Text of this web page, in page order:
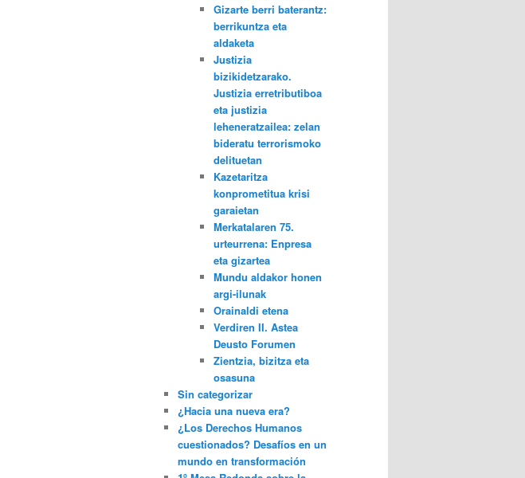
Gizarte berri baterantz:
berrikuntza eta
aldaketa
Justizia
bizikidetzarako.
Justizia erretributiboa
eta justizia
leheneratzailea: zelan
bideratu terrorismoko
delituetan
Kazetaritza
konprometitua krisi
garaietan
Merkatalaren 75.
urteurrena: Enpresa
eta gizartea
Mundu aldakor honen
argi-ilunak
Orainaldi etena
Verdiren II. Astea
Deusto Forumen
Zientzia, bizitza eta
osasuna
Sin categorizar
¿Hacia una nueva era?
¿Los Derechos Humanos
cuestionados? Desafíos en un
mundo en transformación